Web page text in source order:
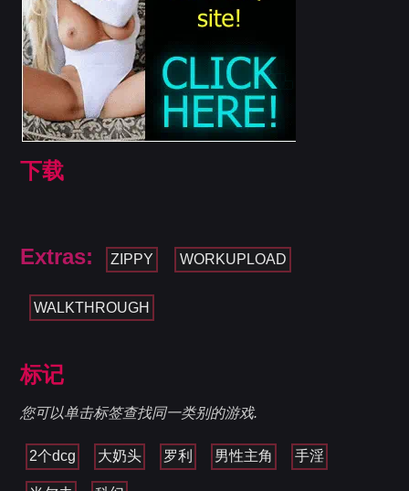
下载
Extras: ZIPPY WORKUPLOAD
WALKTHROUGH
标记
您可以单击标签查找同一类别的游戏.
2个dcg 大奶头 罗利 男性主角 手淫